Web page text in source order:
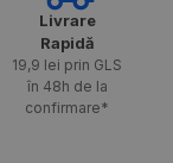
Livrare
Rapidă​
19,9 lei prin GLS
în 48h de la
confirmare*